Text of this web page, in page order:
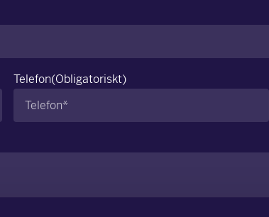
Telefon(Obligatoriskt)